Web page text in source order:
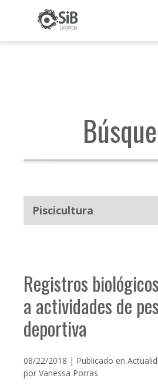
Piscicultura
Registros
a actividades de
deportiva
08/22/2018 | Publicado en
por Vanessa Porras